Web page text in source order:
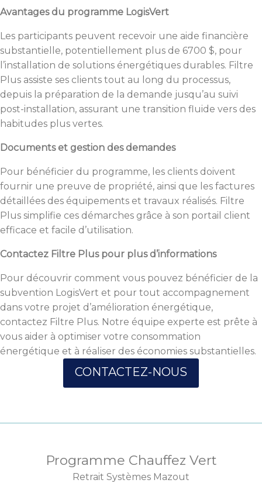
Avantages du programme LogisVert
Les participants peuvent recevoir une aide financière
substantielle, potentiellement plus de 6700 $, pour
l’installation de solutions énergétiques durables. Filtre
Plus assiste ses clients tout au long du processus,
depuis la préparation de la demande jusqu’au suivi
post-installation, assurant une transition fluide vers des
habitudes plus vertes.
Documents et gestion des demandes
Pour bénéficier du programme, les clients doivent
fournir une preuve de propriété, ainsi que les factures
détaillées des équipements et travaux réalisés. Filtre
Plus simplifie ces démarches grâce à son portail client
efficace et facile d’utilisation.
Contactez Filtre Plus pour plus d’informations
Pour découvrir comment vous pouvez bénéficier de la
subvention LogisVert et pour tout accompagnement
dans votre projet d’amélioration énergétique,
contactez Filtre Plus. Notre équipe experte est prête à
vous aider à optimiser votre consommation
énergétique et à réaliser des économies substantielles.
CONTACTEZ-NOUS
Programme Chauffez Vert
Retrait Systèmes Mazout